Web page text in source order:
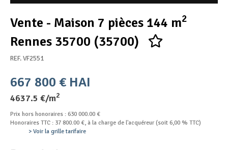
Vente - Maison 7 pièces 144 m2
Rennes 35700 (35700)
REF. VF2551
667 800 € HAI
4637.5 €/m2
Prix hors honoraires : 630 000.00 €
Honoraires TTC : 37 800.00 €, à la charge de l'acquéreur (soit 6,00 % TTC)
> Voir la grille tarifaire